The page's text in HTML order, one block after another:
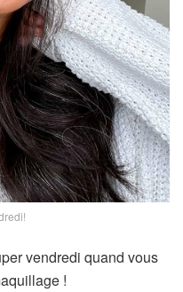
vendredi quand vous
!